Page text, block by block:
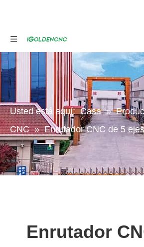
Usted está aquí: Casa »
CNC » Enrutador CNC de 5 ejes
Enrutador